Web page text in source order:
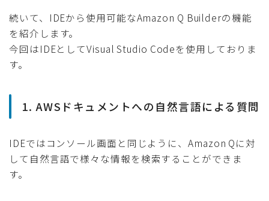
続いて、IDEから使用可能なAmazon Q Builderの機能
を紹介します。
今回はIDEとしてVisual Studio Codeを使用しておりま
す。
1. AWSドキュメントへの自然言語による質問
IDEではコンソール画面と同じように、Amazon Qに対
して自然言語で様々な情報を検索することができま
す。